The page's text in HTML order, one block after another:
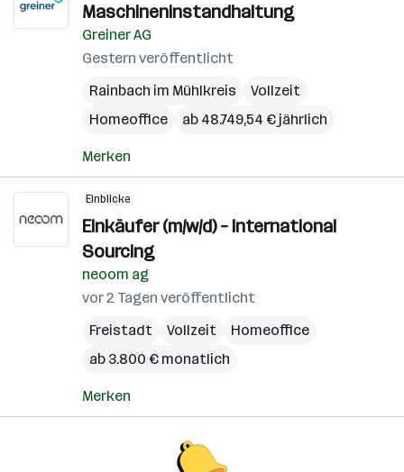
Maschineninstandhaltung
Greiner AG
Gestern veröffentlicht
Rainbach im Mühlkreis
Vollzeit
Homeoffice
ab 48.749,54 € jährlich
Merken
Einblicke
Einkäufer (m/w/d) – International
Sourcing
neoom ag
vor 2 Tagen veröffentlicht
Freistadt
Vollzeit
Homeoffice
ab 3.800 € monatlich
Merken